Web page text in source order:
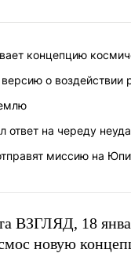
концепцию
версию о
ответ на череду
миссию на
ВЗГЛЯД, 18
новую